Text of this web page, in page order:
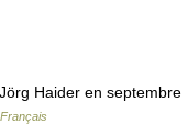
Haider en septembre